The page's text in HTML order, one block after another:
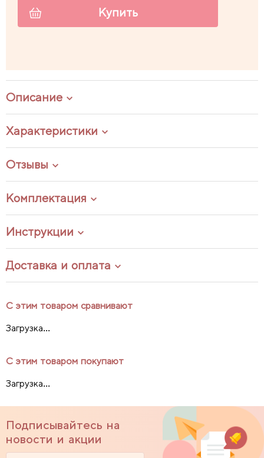
Купить
Описание
Характеристики
Отзывы
Комплектация
Инструкции
Доставка и оплата
С этим товаром сравнивают
Загрузка...
С этим товаром покупают
Загрузка...
Подписывайтесь на
новости и акции